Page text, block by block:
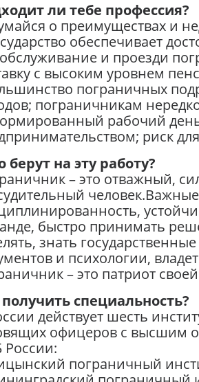
ли тебе профессия?
о преимуществах и
обеспечивает
и проезди
с высоким уровнем
пограничных
пограничникам
рабочий
риск
берут на эту работу?
– это отважный,
быстро принимать
знать
и психологии,
– это патриот
специальность?
действует шесть
офицеров с высшим
пограничный